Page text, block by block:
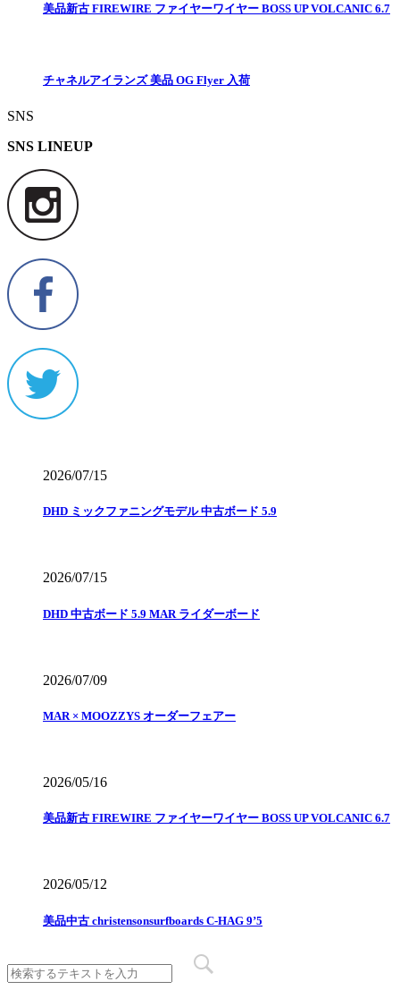
美品新古 FIREWIRE ファイヤーワイヤー BOSS UP VOLCANIC 6.7
チャネルアイランズ 美品 OG Flyer 入荷
SNS
SNS LINEUP
2026/07/15
DHD ミックファニングモデル 中古ボード 5.9
2026/07/15
DHD 中古ボード 5.9 MAR ライダーボード
2026/07/09
MAR × MOOZZYS オーダーフェアー
2026/05/16
美品新古 FIREWIRE ファイヤーワイヤー BOSS UP VOLCANIC 6.7
2026/05/12
美品中古 christensonsurfboards C-HAG 9’5